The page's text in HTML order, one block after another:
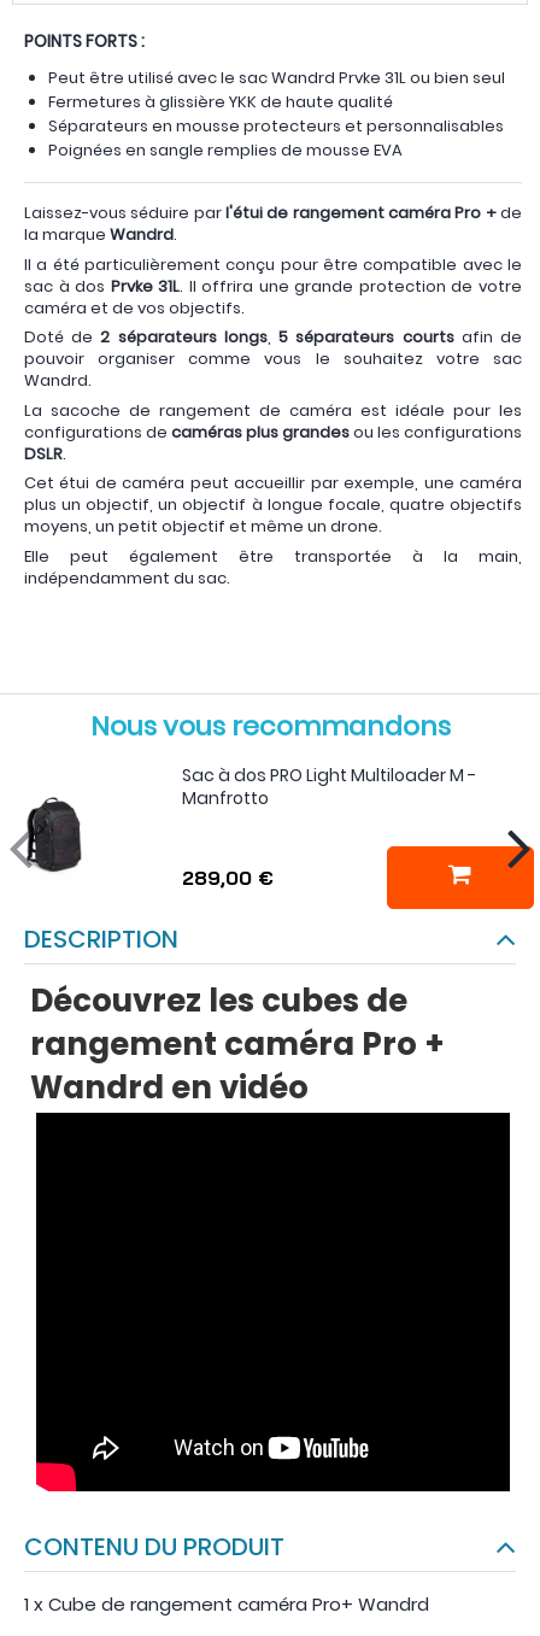
POINTS FORTS :
Peut être utilisé avec le sac Wandrd Prvke 31L ou bien seul
Fermetures à glissière YKK de haute qualité
Séparateurs en mousse protecteurs et personnalisables
Poignées en sangle remplies de mousse EVA
Laissez-vous séduire parl'étui de rangement caméra Pro +de
la marque Wandrd.
Il a été particulièrement conçu pour être compatible avec le
sac à dos Prvke 31L. Il offrira une grande protection de votre
caméra et de vos objectifs.
Doté de2 séparateurs longs,5 séparateurs courtsafin de
pouvoir organiser comme vous le souhaitez votre sac
Wandrd.
La sacoche de rangement de caméra est idéale pour les
configurations de caméras plus grandesou les configurations
DSLR.
Cet étui de caméra peut accueillir par exemple, une caméra
plus un objectif, un objectif à longue focale, quatre objectifs
moyens, un petit objectif et même un drone.
Elle peut également être transportée à la main,
indépendamment du sac.
Nous vous recommandons
Sac à dos PRO Light Multiloader M -
Manfrotto
289,00 €
DESCRIPTION
Découvrez les cubes de
rangement caméra Pro +
Wandrd en vidéo
CONTENU DU PRODUIT
1 x Cube de rangement caméra Pro+ Wandrd